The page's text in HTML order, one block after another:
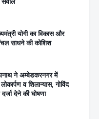
योगी का विकास और
साधने की कोशिश
ने अम्बेडकरनगर में
व शिलान्यास, गोविंद
देने की घोषणा